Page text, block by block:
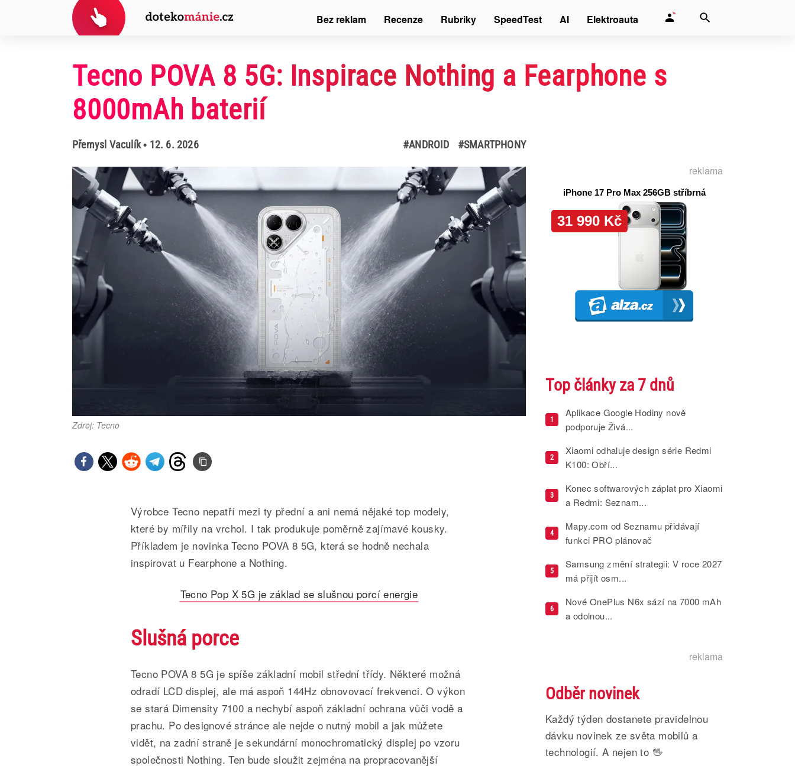
Tecno POVA 8 5G: Inspirace Nothing a Fearphone s
8000mAh baterií
Přemysl Vaculík• 12. 6. 2026 #ANDROID #SMARTPHONY
Zdroj: Tecno
Výrobce Tecno nepatří mezi ty přední a ani nemá nějaké top modely,
které by mířily na vrchol. I tak produkuje poměrně zajímavé kousky.
Příkladem je novinka Tecno POVA 8 5G, která se hodně nechala
inspirovat u Fearphone a Nothing.
Tecno Pop X 5G je základ se slušnou porcí energie
Slušná porce
Tecno POVA 8 5G je spíše základní mobil střední třídy. Některé možná
odradí LCD displej, ale má aspoň 144Hz obnovovací frekvenci. O výkon
se stará Dimensity 7100 a nechybí aspoň základní ochrana vůči vodě a
prachu. Po designové stránce ale nejde o nutný mobil a jak můžete
vidět, na zadní straně je sekundární monochromatický displej po vzoru
společnosti Nothing. Ten bude sloužit zejména na propracovanější
reklama
Top články za 7 dnů
1
Aplikace Google Hodiny nově
podporuje Živá...
2
Xiaomi odhaluje design série Redmi
K100: Obří...
3
Konec softwarových záplat pro Xiaomi
a Redmi: Seznam...
4
Mapy.com od Seznamu přidávají
funkci PRO plánovač
5
Samsung změní strategii: V roce 2027
má přijít osm...
6
Nové OnePlus N6x sází na 7000 mAh
a odolnou...
reklama
Odběr novinek
Každý týden dostanete pravidelnou
dávku novinek ze světa mobilů a
technologií. A nejen to 🖖
Bez reklam Recenze Rubriky SpeedTest AI Elektroauta